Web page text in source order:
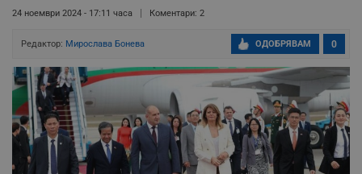
24 ноември 2024 - 17:11 часа Коментари: 2
Редактор: Мирослава Бонева 0
ОДОБРЯВАМ